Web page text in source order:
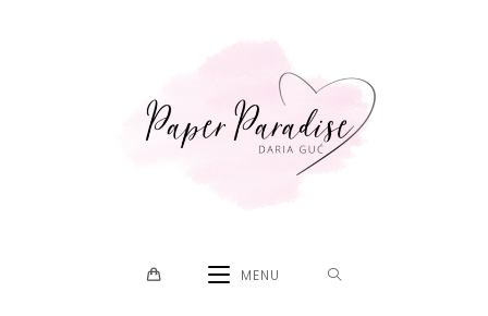
MENU